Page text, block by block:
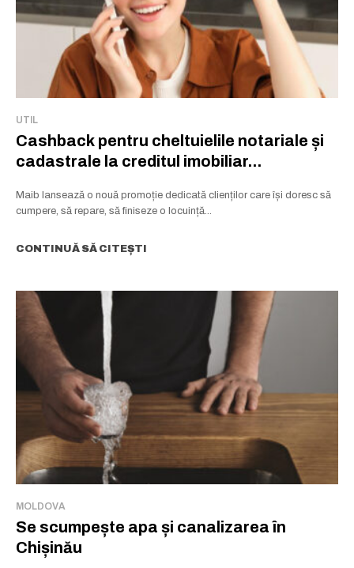
UTIL
Cashback pentru cheltuielile notariale și
cadastrale la creditul imobiliar...
Maib lansează o nouă promoție dedicată clienților care își doresc să
cumpere, să repare, să finiseze o locuință...
CONTINUĂ SĂ CITEȘTI
MOLDOVA
Se scumpește apa și canalizarea în
Chișinău